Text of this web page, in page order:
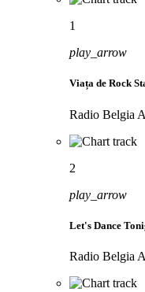
1
play_arrow
Viața de Rock
Radio Belgia
2
play_arrow
Let's Dance
Radio Belgia